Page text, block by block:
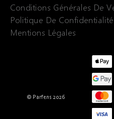
Conditions Générales De
Politique De Confidentialité
Mentions Légales
© Parfens 2026